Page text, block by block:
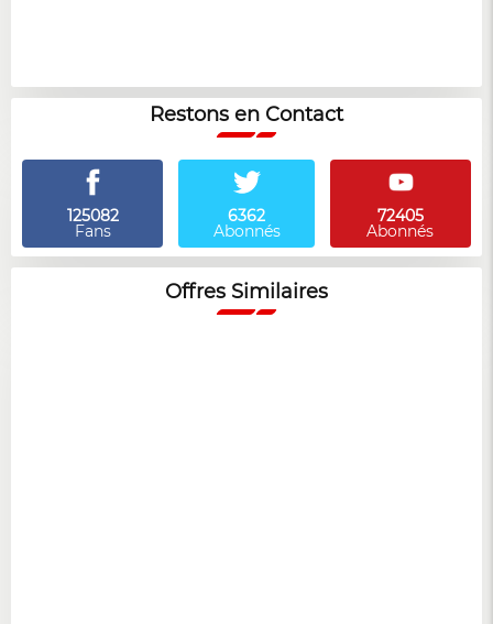
Restons en Contact
125082
Fans
6362
Abonnés
72405
Abonnés
Offres Similaires